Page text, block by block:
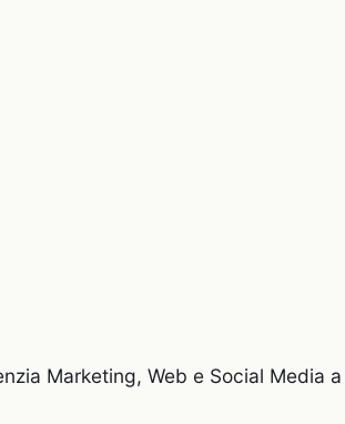
Marketing, Web e Social Media